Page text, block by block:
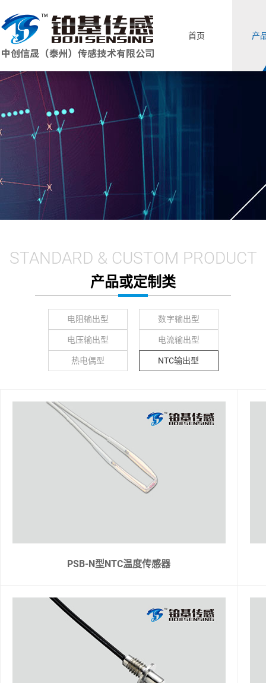
首页 产
STANDARD & CUSTOM PRODUCT
产品或定制类
电阻输出型 数字输出型
电压输出型 电流输出型
热电偶型 NTC输出型
PSB-N型NTC温度传感器